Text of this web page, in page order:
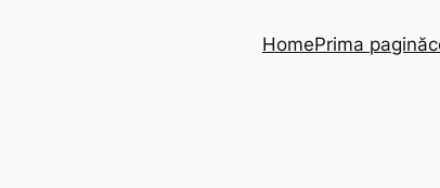
HomePrima pagină